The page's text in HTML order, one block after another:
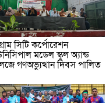
সিটি কর্পোরেশন
মডেল স্কুল অ্যান্ড
গণঅভ্যুত্থান দিবস পালিত